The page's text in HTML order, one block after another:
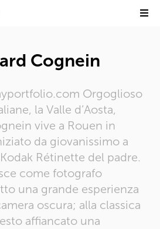
Cognein
Orgoglioso
la Valle d’Aosta,
vive a Rouen in
da giovanissimo a
Rétinette del padre.
come fotografo
una grande esperienza
oscura; alla classica
affiancato una